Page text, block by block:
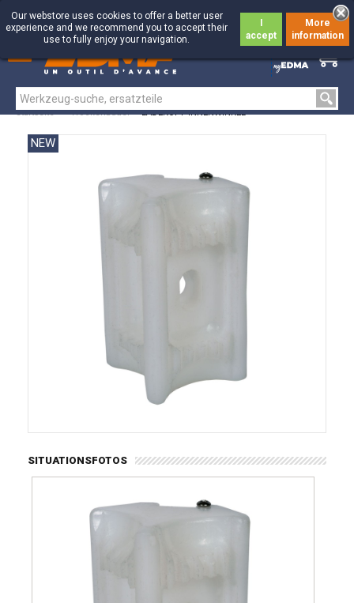
0
0
Our webstore uses cookies to offer a better user
experience and we recommend you to accept their
use to fully enjoy your navigation.
accept
More
information
Startseite > Trockenbauer > LADEKOPF INNENWINKEL
NEW
SITUATIONSFOTOS